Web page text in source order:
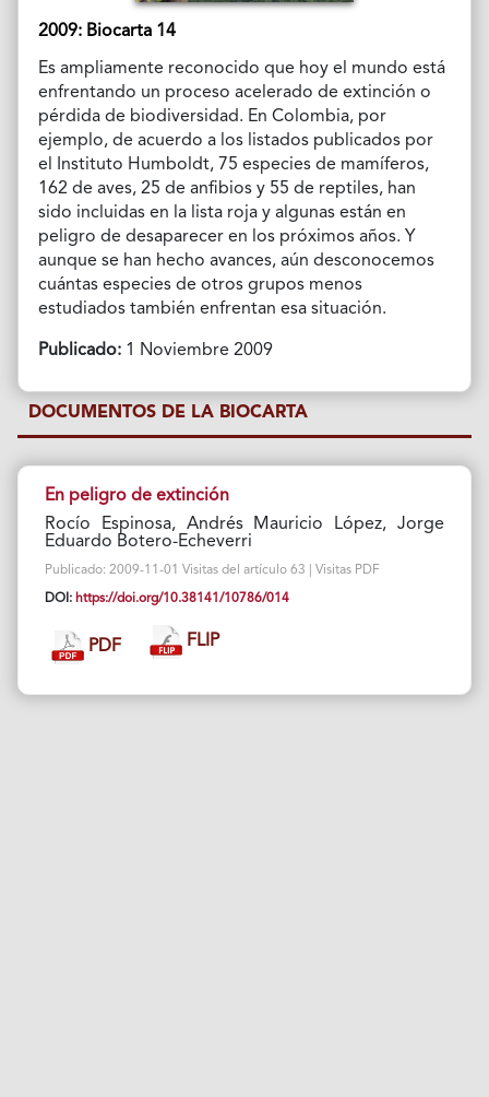
2009: Biocarta 14
Es ampliamente reconocido que hoy el mundo está
enfrentando un proceso acelerado de extinción o
pérdida de biodiversidad. En Colombia, por
ejemplo, de acuerdo a los listados publicados por
el Instituto Humboldt, 75 especies de mamíferos,
162 de aves, 25 de anfibios y 55 de reptiles, han
sido incluidas en la lista roja y algunas están en
peligro de desaparecer en los próximos años. Y
aunque se han hecho avances, aún desconocemos
cuántas especies de otros grupos menos
estudiados también enfrentan esa situación.
Publicado:1 Noviembre 2009
DOCUMENTOS DE LA BIOCARTA
En peligro de extinción
Rocío Espinosa, Andrés Mauricio López, Jorge
Eduardo Botero-Echeverri
Publicado: 2009-11-01 Visitas del artículo 63 | Visitas PDF
DOI: https://doi.org/10.38141/10786/014
PDF FLIP